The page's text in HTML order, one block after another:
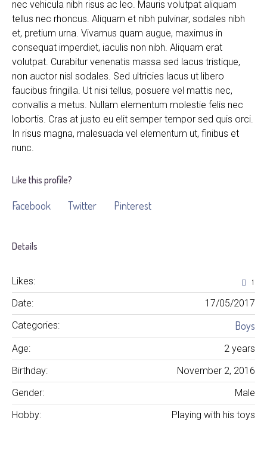
nec vehicula nibh risus ac leo. Mauris volutpat aliquam
tellus nec rhoncus. Aliquam et nibh pulvinar, sodales nibh
et, pretium urna. Vivamus quam augue, maximus in
consequat imperdiet, iaculis non nibh. Aliquam erat
volutpat. Curabitur venenatis massa sed lacus tristique,
non auctor nisl sodales. Sed ultricies lacus ut libero
faucibus fringilla. Ut nisi tellus, posuere vel mattis nec,
convallis a metus. Nullam elementum molestie felis nec
lobortis. Cras at justo eu elit semper tempor sed quis orci.
In risus magna, malesuada vel elementum ut, finibus et
nunc.
Like this profile?
Facebook Twitter Pinterest
Details
Likes: 1
Date:
17/05/2017
Categories:
Boys
Age:
2 years
Birthday:
November 2, 2016
Gender:
Male
Hobby:
Playing with his toys